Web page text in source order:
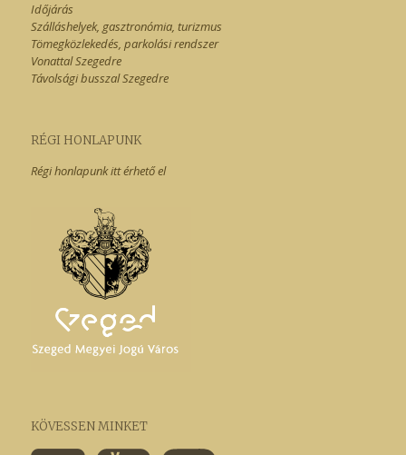
Időjárás
Szálláshelyek, gasztronómia, turizmus
Tömegközlekedés, parkolási rendszer
Vonattal Szegedre
Távolsági busszal Szegedre
RÉGI HONLAPUNK
Régi honlapunk itt érhető el
KÖVESSEN MINKET